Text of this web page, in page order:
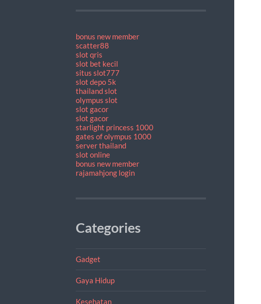
bonus new member
scatter88
slot qris
slot bet kecil
situs slot777
slot depo 5k
thailand slot
olympus slot
slot gacor
slot gacor
starlight princess 1000
gates of olympus 1000
server thailand
slot online
bonus new member
rajamahjong login
Categories
Gadget
Gaya Hidup
Kesehatan